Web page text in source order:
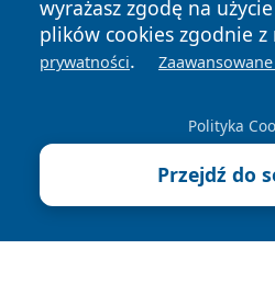
wyrażasz zgodę na
plików cookies zgodnie z
prywatności.
Polityka
Przejdź do
News Autorzy
Polityka